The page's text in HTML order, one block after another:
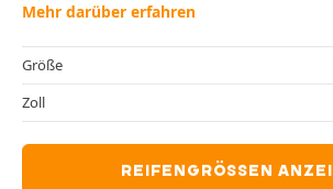
Mehr darüber erfahren
Größe
Zoll
REIFENGRÖSSEN